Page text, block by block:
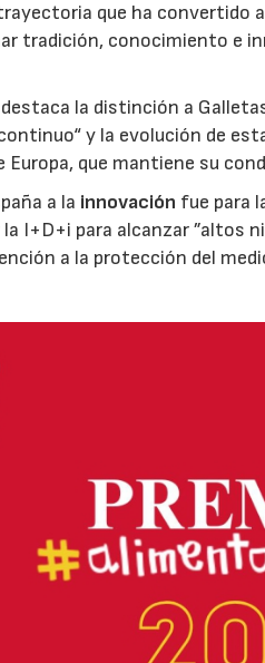
que ha convertido
tradición, conocimiento e
la distinción a
y la evolución de
que mantiene su
a la innovación fue para
la I+D+i para alcanzar
a la protección del